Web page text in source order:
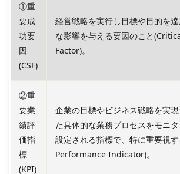
①重
要成
功要
因
(CSF)
経営戦略を実行し目標や目的を
な影響を与える要因のこと
Factor)。
②重
要業
績評
価指
標
(KPI)
企業の目標やビジネス戦略を実
た具体的な業務プロセスをモニ
設定される指標で、特に重要視
Performance Indicator)。